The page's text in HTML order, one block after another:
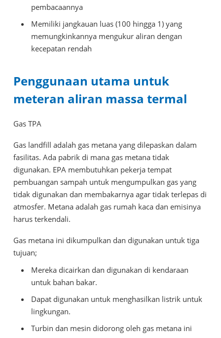
pembacaannya
Memiliki jangkauan luas (100 hingga 1) yang
memungkinkannya mengukur aliran dengan
kecepatan rendah
Penggunaan utama untuk
meteran aliran massa termal
Gas TPA
Gas landfill adalah gas metana yang dilepaskan dalam
fasilitas. Ada pabrik di mana gas metana tidak
digunakan. EPA membutuhkan pekerja tempat
pembuangan sampah untuk mengumpulkan gas yang
tidak digunakan dan membakarnya agar tidak terlepas di
atmosfer. Metana adalah gas rumah kaca dan emisinya
harus terkendali.
Gas metana ini dikumpulkan dan digunakan untuk tiga
tujuan;
Mereka dicairkan dan digunakan di kendaraan
untuk bahan bakar.
Dapat digunakan untuk menghasilkan listrik untuk
lingkungan.
Turbin dan mesin didorong oleh gas metana ini